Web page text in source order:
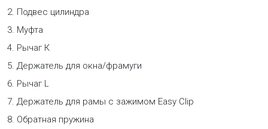
2. Подвес цилиндра
3. Муфта
4. Рычаг К
5. Держатель для окна/фрамуги
6. Рычаг L
7. Держатель для рамы с зажимом Easy Clip
8. Обратная пружина